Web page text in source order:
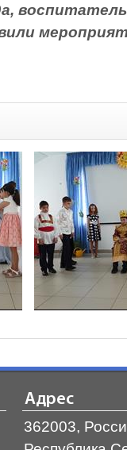
Адрес
362003,